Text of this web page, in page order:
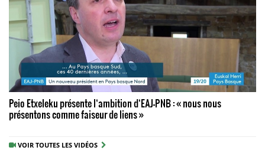
Peio Etxeleku présente l‘ambition d‘EAJ-PNB : « nous nous
présentons comme faiseur de liens »
VOIR TOUTES LES VIDÉOS